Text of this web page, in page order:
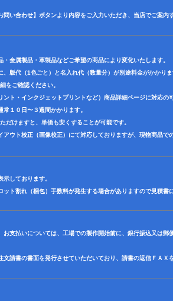
い合わせ】ボタンより内容をご入力いただき、当店でご案内
金属製品・革製品などご希望の商品により変化いたします。
版代（1色ごと）と名入れ代（数量分）が別途料金がかかりま
をご確認ください。
ト・インクジェットプリントなど）商品詳細ページに対応の
１０日〜３週間かかります。
けますと、単価も安くすることが可能です。
ウト校正（画像校正）にて対応しておりますが、現物商品で
しております。
ト割れ（梱包）手数料が発生する場合がありますので見積書
支払いについては、工場での製作開始前に、銀行振込又は
請書の書面を発行させていただいており、請書の返信ＦＡＸ